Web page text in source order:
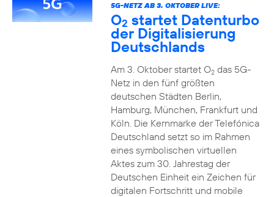
5G-NETZ AB 3. OKTOBER LIVE:
O2 startet Datenturbo
der Digitalisierung
Deutschlands
Am 3. Oktober startet O2das 5G-
Netz in den fünf größten
deutschen Städten Berlin,
Hamburg, München, Frankfurt und
Köln. Die Kernmarke der Telefónica
Deutschland setzt so im Rahmen
eines symbolischen virtuellen
Aktes zum 30. Jahrestag der
Deutschen Einheit ein Zeichen für
digitalen Fortschritt und mobile